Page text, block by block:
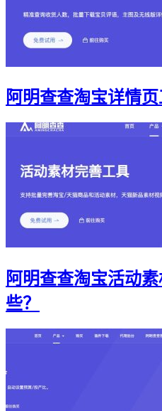
阿明查查淘宝详情页
阿明查查淘宝活动
些？